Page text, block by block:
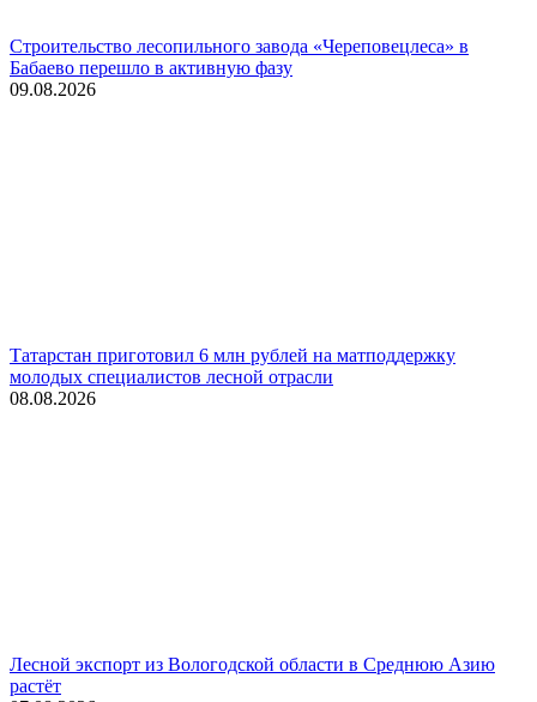
Строительство лесопильного завода «Череповецлеса» в
Бабаево перешло в активную фазу
09.08.2026
Татарстан приготовил 6 млн рублей на матподдержку
молодых специалистов лесной отрасли
08.08.2026
Лесной экспорт из Вологодской области в Среднюю Азию
растёт